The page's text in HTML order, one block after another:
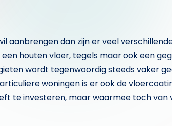
aanbrengen dan zijn er veel
houten vloer, tegels maar ook een
wordt tegenwoordig steeds vaker
woningen is er ook de
te investeren, maar waarmee toch van